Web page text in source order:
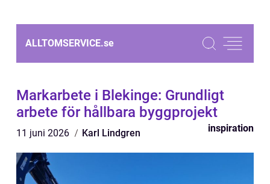
ALLTOMSERVICE.se
Markarbete i Blekinge: Grundligt
arbete för hållbara byggprojekt
11 juni 2026 Karl Lindgren inspiration